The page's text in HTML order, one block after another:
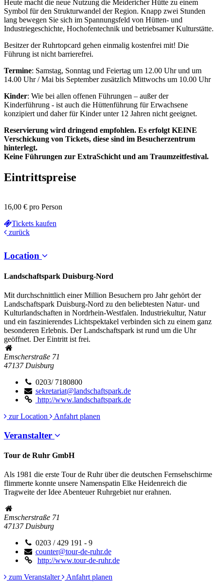
Heute macht die neue Nutzung die Meidericher Hütte zu einem
Symbol für den Strukturwandel der Region. Knapp zwei Stunden
lang bewegen Sie sich im Spannungsfeld von Hütten- und
Industriegeschichte, Hochofentechnik und betriebsamer Kulturstätte.
Besitzer der Ruhrtopcard gehen einmalig kostenfrei mit! Die
Führung ist nicht barrierefrei.
Termine: Samstag, Sonntag und Feiertag um 12.00 Uhr und um
14.00 Uhr / Mai bis September zusätzlich Mittwochs um 10.00 Uhr
Kinder: Wie bei allen offenen Führungen – außer der
Kinderführung - ist auch die Hüttenführung für Erwachsene
konzipiert und daher für Kinder unter 12 Jahren nicht geeignet.
Reservierung wird dringend empfohlen. Es erfolgt KEINE
Verschickung von Tickets, diese sind im Besucherzentrum
hinterlegt.
Keine Führungen zur ExtraSchicht und am Traumzeitfestival.
Eintrittspreise
16,00 € pro Person
Tickets kaufen
zurück
Location
Landschaftspark Duisburg-Nord
Mit durchschnittlich einer Million Besuchern pro Jahr gehört der
Landschaftspark Duisburg-Nord zu den beliebtesten Natur- und
Kulturlandschaften in Nordrhein-Westfalen. Industriekultur, Natur
und ein faszinierendes Lichtspektakel verbinden sich zu einem ganz
besonderen Erlebnis. Der Landschaftspark ist rund um die Uhr
geöffnet. Der Eintritt ist frei.
Emscherstraße 71
47137 Duisburg
0203/ 7180800
sekretariat@landschaftspark.de
http://www.landschaftspark.de
zur Location
Anfahrt planen
Veranstalter
Tour de Ruhr GmbH
Als 1981 die erste Tour de Ruhr über die deutschen Fernsehschirme
flimmerte konnte unsere Namenspatin Elke Heidenreich die
Tragweite der Idee Abenteuer Ruhrgebiet nur erahnen.
Emscherstraße 71
47137 Duisburg
0203 / 429 191 - 9
counter@tour-de-ruhr.de
http://www.tour-de-ruhr.de
zum Veranstalter
Anfahrt planen